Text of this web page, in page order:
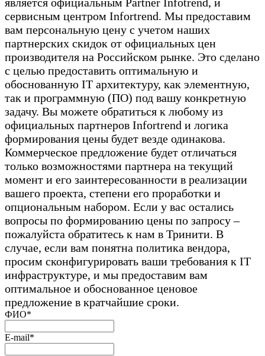
сервисным центром Infortrend. Мы предоставим
вам персональную цену с учетом наших
партнерских скидок от официальных цен
производителя на Российском рынке. Это сделано
с целью предоставить оптимальную и
обоснованную IT архитектуру, как элементную,
так и программную (ПО) под вашу конкретную
задачу. Вы можете обратиться к любому из
официальных партнеров Infortrend и логика
формирования цены будет везде одинакова.
Коммерческое предложение будет отличаться
только возможностями партнера на текущий
момент и его заинтересованности в реализации
вашего проекта, степени его проработки и
опциональным набором. Если у вас остались
вопросы по формированию цены по запросу –
пожалуйста обратитесь к нам в Тринити. В
случае, если вам понятна политика вендора,
просим сконфигурировать ваши требования к IT
инфраструктуре, и мы предоставим вам
оптимальное и обоснованное ценовое
предложение в кратчайшие сроки.
ФИО*
E-mail*